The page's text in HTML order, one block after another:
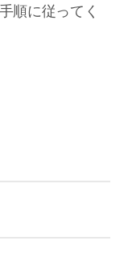
順に従ってく
りしないでくださ
でセンサーをクリ